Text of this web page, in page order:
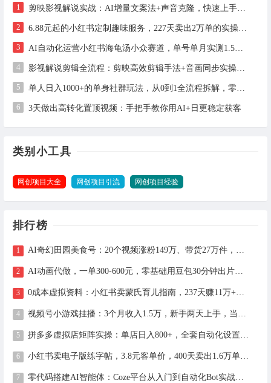
1
2
3
4
5
6 3天做出高转化置顶视频：手把手教你用AI+日更稳定获客
类别小工具
网创项目大全 网创项目引流 网创项目经验
排行榜
AI奇幻田园美食号：20个视频涨粉149万、带货27万件，手把手拆解教程（含工具）
AI动画代做，一单300-600元，零基础用豆包30分钟出片，长期接单渠道公开
0成本虚拟资料：小红书卖蒙氏育儿指南，237天赚11万+（附全流程操作）
视频号小游戏挂播：3个月收入1.5万，新手两天上手，当天见收益
拼多多虚拟店矩阵实操：单店日入800+，全套自动化设置教学
小红书卖电子版练字帖，3.8元客单价，400天卖出1.6万单的全流程拆解
零代码搭建AI智能体：Coze平台从入门到自动化Bot实战全攻略